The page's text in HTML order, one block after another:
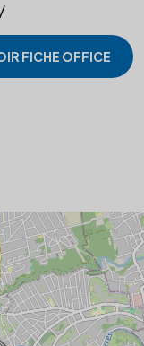
FICHE OFFICE